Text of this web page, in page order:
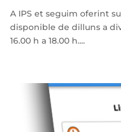
A IPS et seguim oferint
disponible de dilluns a
16.00 h a 18.00 h....